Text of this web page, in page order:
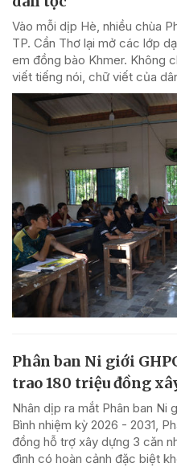
Vào mỗi dịp Hè, nhiều chùa
TP. Cần Thơ lại mở các lớp
em đồng bào Khmer. Không
viết tiếng nói, chữ viết của
Phân ban Ni giới
trao 180 triệu đồng
Nhân dịp ra mắt Phân ban Ni
Bình nhiệm kỳ 2026 - 2031,
đồng hỗ trợ xây dựng 3 căn
đình có hoàn cảnh đặc biệt